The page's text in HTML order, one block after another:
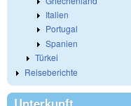
Italien
Portugal
Spanien
Türkei
Reiseberichte